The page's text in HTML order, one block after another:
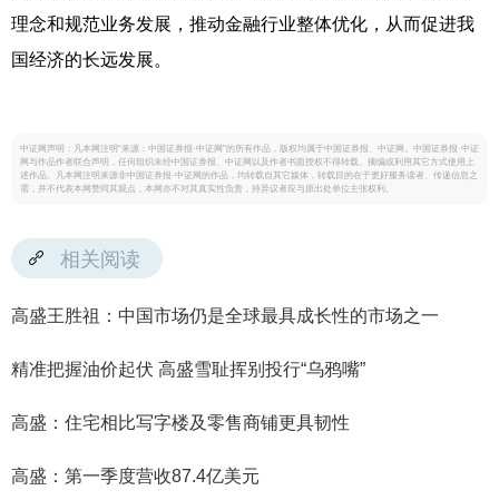
理念和规范业务发展，推动金融行业整体优化，从而促进我
国经济的长远发展。
中证网声明：凡本网注明“来源：中国证券报·中证网”的所有作品，版权均属于中国证券报、中证网。中国证券报·中证
网与作品作者联合声明，任何组织未经中国证券报、中证网以及作者书面授权不得转载、摘编或利用其它方式使用上
述作品。凡本网注明来源非中国证券报·中证网的作品，均转载自其它媒体，转载目的在于更好服务读者、传递信息之
需，并不代表本网赞同其观点，本网亦不对其真实性负责，持异议者应与原出处单位主张权利。
相关阅读
高盛王胜祖：中国市场仍是全球最具成长性的市场之一
精准把握油价起伏 高盛雪耻挥别投行“乌鸦嘴”
高盛：住宅相比写字楼及零售商铺更具韧性
高盛：第一季度营收87.4亿美元